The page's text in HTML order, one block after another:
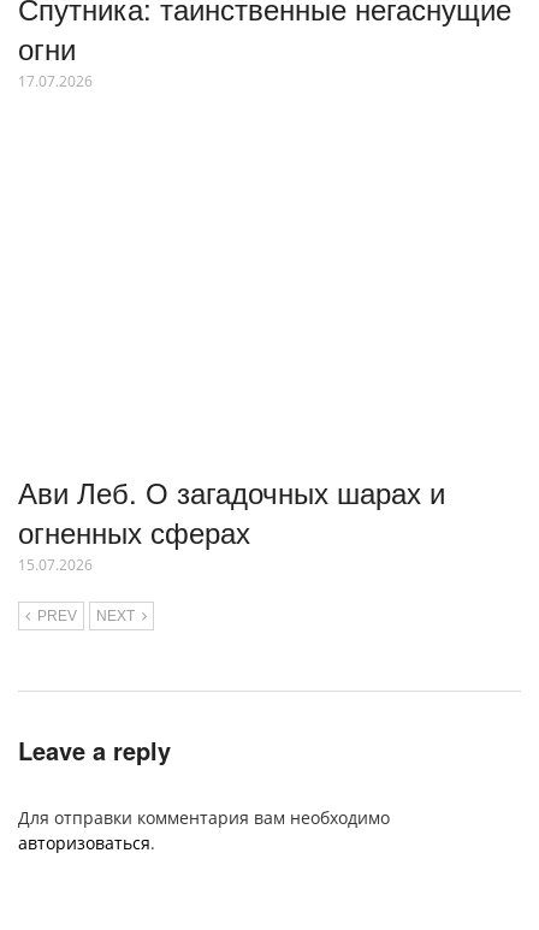
огни
17.07.2026
Ави Леб. О загадочных шарах и
огненных сферах
15.07.2026
PREV NEXT
Leave a reply
Для отправки комментария вам необходимо
авторизоваться.